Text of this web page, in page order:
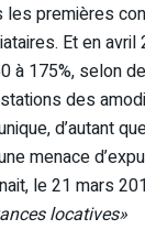
les premières
Et en
à 175%, selon
des
d’autant
menace
le 21 mars
locatives»